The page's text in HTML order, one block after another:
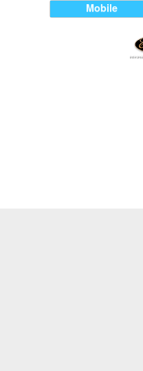
Mobile